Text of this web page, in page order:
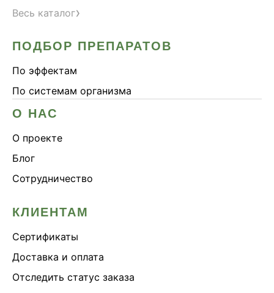
Весь каталог›
ПОДБОР ПРЕПАРАТОВ
По эффектам
По системам организма
О НАС
О проекте
Блог
Сотрудничество
КЛИЕНТАМ
Сертификаты
Доставка и оплата
Отследить статус заказа